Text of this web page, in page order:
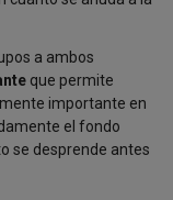
a ambos
que permite
importante en
el fondo
se desprende antes